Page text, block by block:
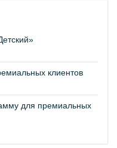
клиентов
для премиальных